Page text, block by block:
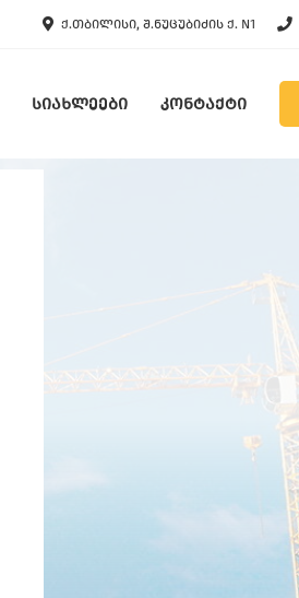
Ქ.ᲗᲑᲘᲚᲘᲡᲘ, Შ.ᲜᲣᲪᲣᲑᲘᲫᲘᲡ Ქ. N1
ᲡᲘᲐᲮᲚᲔᲔᲑᲘ ᲙᲝᲜᲢᲐᲥᲢᲘ